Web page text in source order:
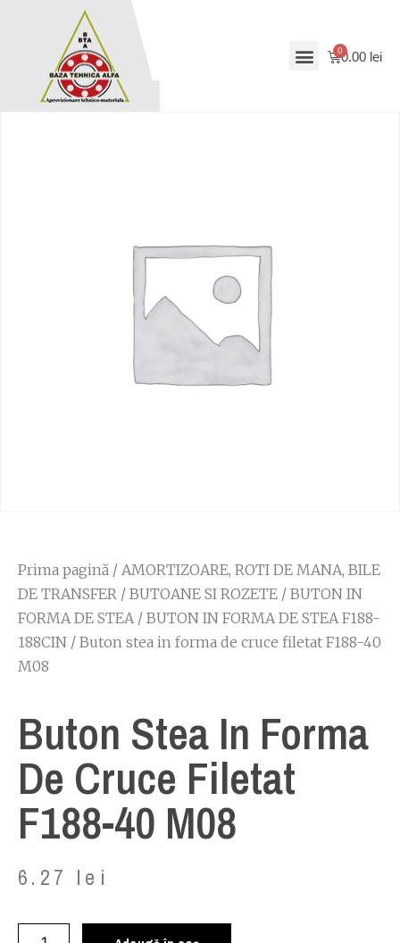
0.00 lei
Prima pagină / AMORTIZOARE, ROTI DE MANA, BILE
DE TRANSFER / BUTOANE SI ROZETE / BUTON IN
FORMA DE STEA/ BUTON IN FORMA DE STEA F188-
188CIN / Buton stea in forma de cruce filetat F188-40
M08
Buton Stea In Forma
De Cruce Filetat
F188-40 M08
6.27 lei